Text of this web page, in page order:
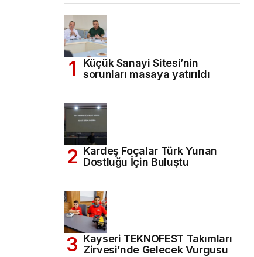
Küçük Sanayi Sitesi’nin
sorunları masaya yatırıldı
Kardeş Foçalar Türk Yunan
Dostluğu İçin Buluştu
Kayseri TEKNOFEST Takımları
Zirvesi’nde Gelecek Vurgusu